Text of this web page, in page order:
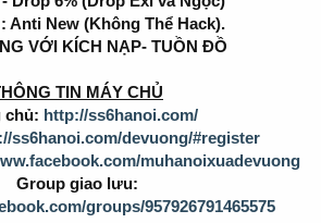
Anti New (Không Thể Hack).
VỚI KÍCH NẠP- TUỒN ĐỒ
TIN MÁY CHỦ
chủ: http://ss6hanoi.com/
ss6hanoi.com/devuong/#register
muhanoixuadevuong
Group giao lưu:
groups/957926791465575